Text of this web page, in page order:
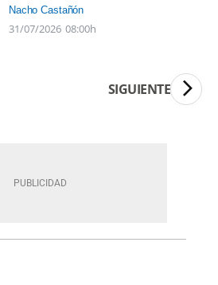
Nacho Castañón
31/07/2026 08:00h
SIGUIENTE